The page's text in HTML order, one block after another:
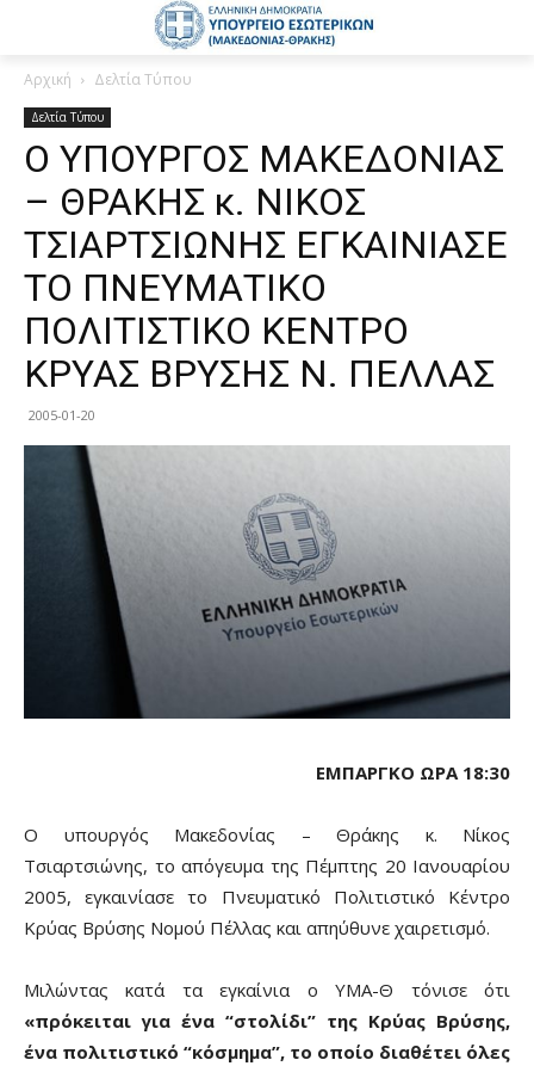
Αρχική Δελτία Τύπου
Δελτία Τύπου
Ο ΥΠΟΥΡΓΟΣ ΜΑΚΕΔΟΝΙΑΣ
– ΘΡΑΚΗΣ κ. ΝΙΚΟΣ
ΤΣΙΑΡΤΣΙΩΝΗΣ ΕΓΚΑΙΝΙΑΣΕ
ΤΟ ΠΝΕΥΜΑΤΙΚΟ
ΠΟΛΙΤΙΣΤΙΚΟ ΚΕΝΤΡΟ
ΚΡΥΑΣ ΒΡΥΣΗΣ Ν. ΠΕΛΛΑΣ
2005-01-20
ΕΜΠΑΡΓΚΟ ΩΡΑ 18:30
Ο υπουργός Μακεδονίας – Θράκης κ. Νίκος
Τσιαρτσιώνης, το απόγευμα της Πέμπτης 20 Ιανουαρίου
2005, εγκαινίασε το Πνευματικό Πολιτιστικό Κέντρο
Κρύας Βρύσης Νομού Πέλλας και απηύθυνε χαιρετισμό.
Μιλώντας κατά τα εγκαίνια ο ΥΜΑ-Θ τόνισε ότι
«πρόκειται για ένα “στολίδι” της Κρύας Βρύσης,
ένα πολιτιστικό “κόσμημα”, το οποίο διαθέτει όλες